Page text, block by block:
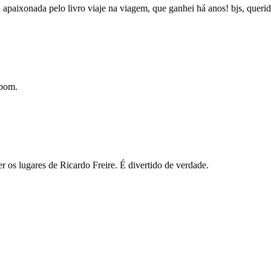
pelo livro viaje na viagem, que ganhei há anos! bjs,
os lugares de Ricardo Freire. É divertido de verdade.